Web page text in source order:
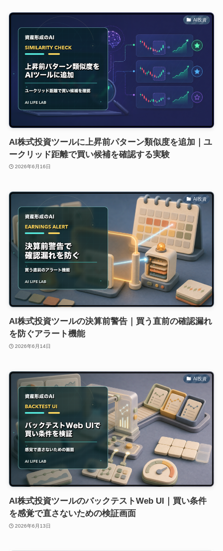
AI投資
AI株式投資ツールに上昇前パターン類似度を追加｜ユ
ークリッド距離で買い候補を確認する実験
2026年6月16日
AI投資
AI株式投資ツールの決算前警告｜買う直前の確認漏れ
を防ぐアラート機能
2026年6月14日
AI投資
AI株式投資ツールのバックテストWeb UI｜買い条件
を感覚で直さないための検証画面
2026年6月13日